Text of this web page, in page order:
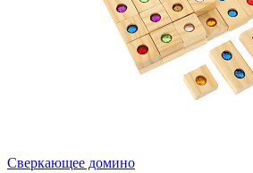
Сверкающее домино